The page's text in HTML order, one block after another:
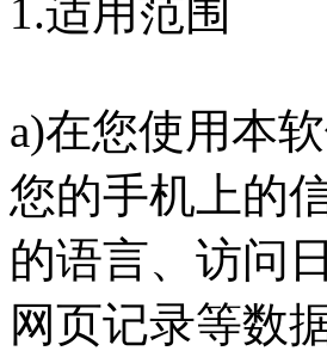
1.适用范围
a)在您使用本
您的手机上的
的语言、访问
网页记录等数